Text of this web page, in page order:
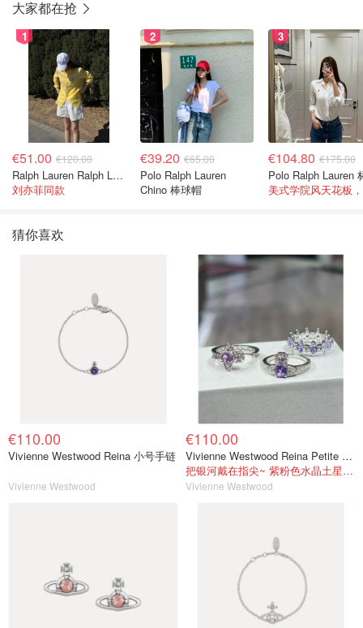
大家都在抢
1
€51.00 €120.00
Ralph Lauren Ralph Lauren 男童亚麻衬衫
刘亦菲同款
2
€39.20 €65.00
Polo Ralph Lauren
Chino 棒球帽
3
€104.80 €175.00
猜你喜欢
€110.00
Vivienne Westwood Reina 小号手链
Vivienne Westwood
€110.00
Vivienne Westwood Reina Petite 戒指
把银河戴在指尖~ 紫粉色水晶土星真的太仙了
Vivienne Westwood